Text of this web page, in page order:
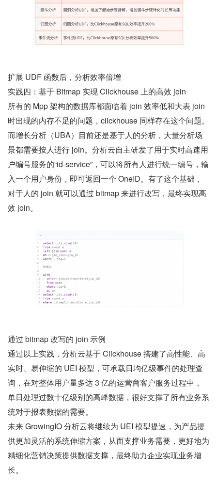
扩展 UDF 函数后，分析效率倍增
实践四：基于 Bitmap 实现 Clickhouse 上的高效 join
所有的 Mpp 架构的数据库都面临着 join 效率低和大表 join
时出现的内存不足的问题，clickhouse 同样存在这个问题。
而增长分析（UBA）目前还是基于人的分析，大量分析场
景都需要按人进行 join。分析云自主研发了用于实时高速用
户编号服务的“id-service”，可以将所有人进行统一编号，输
入一个用户身份，即可返回一个 OneID。有了这个基础，
对于人的 join 就可以通过 bitmap 来进行改写，最终实现高
效 join。
通过 bitmap 改写的 join 示例
通过以上实践，分析云基于 Clickhouse 搭建了高性能、高
实时、易伸缩的 UEI 模型，可承载日均亿级事件的处理查
询，在对整体用户量多达 3 亿的运营商客户服务过程中，
单日处理过数十亿级别的高峰数据，很好支撑了所有业务系
统对于报表数据的需要。
未来 GrowingIO 分析云将继续为 UEI 模型提速，为产品提
供更加灵活的系统伸缩方案，从而支撑业务需要，更好地为
精细化营销决策提供数据支撑，最终助力企业实现业务增
长。